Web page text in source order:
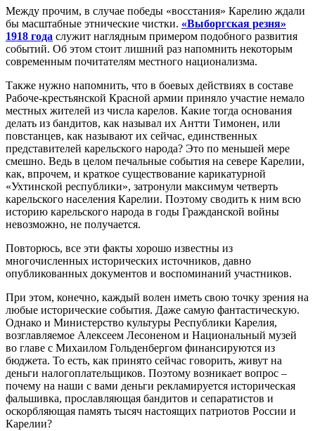
Между прочим, в случае победы «восстания» Карелию ждали
бы масштабные этнические чистки. «Выборгская резня»
1918 года служит наглядным примером подобного развития
событий. Об этом стоит лишний раз напомнить некоторым
современным почитателям местного национализма.
Также нужно напомнить, что в боевых действиях в составе
Рабоче-крестьянской Красной армии приняло участие немало
местных жителей из числа карелов. Какие тогда основания
делать из бандитов, как называл их Антти Тимонен, или
повстанцев, как называют их сейчас, единственных
представителей карельского народа? Это по меньшей мере
смешно. Ведь в целом печальные события на севере Карелии,
как, впрочем, и краткое существование карикатурной
«Ухтинской республики», затронули максимум четверть
карельского населения Карелии. Поэтому сводить к ним всю
историю карельского народа в годы Гражданской войны
невозможно, не получается.
Повторюсь, все эти факты хорошо известны из
многочисленных исторических источников, давно
опубликованных документов и воспоминаний участников.
При этом, конечно, каждый волен иметь свою точку зрения на
любые исторические события. Даже самую фантастическую.
Однако и Министерство культуры Республики Карелия,
возглавляемое Алексеем Лесоненом и Национальный музей
во главе с Михаилом Гольденбергом финансируются из
бюджета. То есть, как принято сейчас говорить, живут на
деньги налогоплательщиков. Поэтому возникает вопрос –
почему на наши с вами деньги рекламируется историческая
фальшивка, прославляющая бандитов и сепаратистов и
оскорбляющая память тысяч настоящих патриотов России и
Карелии?